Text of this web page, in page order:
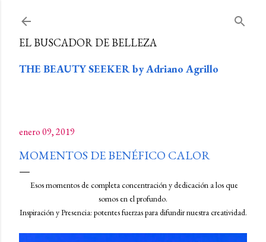
EL BUSCADOR DE BELLEZA
THE BEAUTY SEEKER by Adriano Agrillo
enero 09, 2019
MOMENTOS DE BENÉFICO CALOR
Esos momentos de completa concentración y dedicación a los que
somos en el profundo.
Inspiración y Presencia: potentes fuerzas para difundir nuestra creatividad.